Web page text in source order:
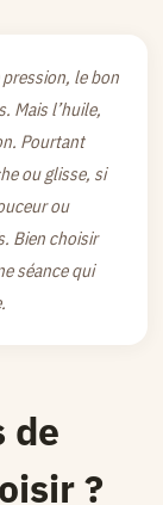
le bon
Mais l’huile,
Pourtant
ou glisse, si
ou
Bien choisir
séance qui
de
?